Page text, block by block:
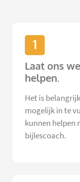
1
Laat ons
helpen.
Het is
mogelijk in te
kunnen helpen
bijlescoach.